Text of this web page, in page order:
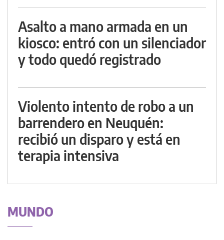
Asalto a mano armada en un
kiosco: entró con un silenciador
y todo quedó registrado
Violento intento de robo a un
barrendero en Neuquén:
recibió un disparo y está en
terapia intensiva
MUNDO